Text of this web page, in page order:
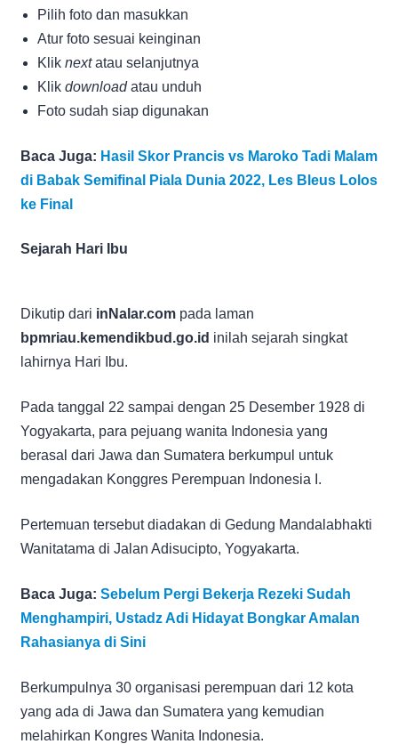
Pilih foto dan masukkan
Atur foto sesuai keinginan
Kliknextatau selanjutnya
Klikdownloadatau unduh
Foto sudah siap digunakan
Baca Juga: Hasil Skor Prancis vs Maroko Tadi Malam
di Babak Semifinal Piala Dunia 2022, Les Bleus Lolos
ke Final
Sejarah Hari Ibu
Dikutip dari inNalar.com pada laman
bpmriau.kemendikbud.go.id inilah sejarah singkat
lahirnya Hari Ibu.
Pada tanggal 22 sampai dengan 25 Desember 1928 di
Yogyakarta, para pejuang wanita Indonesia yang
berasal dari Jawa dan Sumatera berkumpul untuk
mengadakan Konggres Perempuan Indonesia I.
Pertemuan tersebut diadakan di Gedung Mandalabhakti
Wanitatama di Jalan Adisucipto, Yogyakarta.
Baca Juga: Sebelum Pergi Bekerja Rezeki Sudah
Menghampiri, Ustadz Adi Hidayat Bongkar Amalan
Rahasianya di Sini
Berkumpulnya 30 organisasi perempuan dari 12 kota
yang ada di Jawa dan Sumatera yang kemudian
melahirkan Kongres Wanita Indonesia.